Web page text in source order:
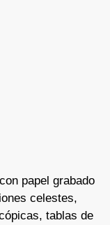
papel grabado
celestes,
tablas de